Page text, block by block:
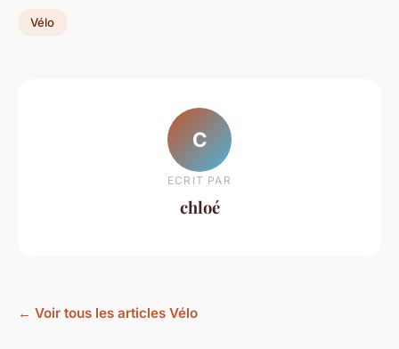
Vélo
C
ECRIT PAR
chloé
← Voir tous les articles Vélo